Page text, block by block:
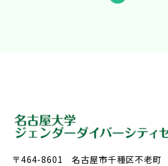
〒464-8601 名古屋市千種区不老町